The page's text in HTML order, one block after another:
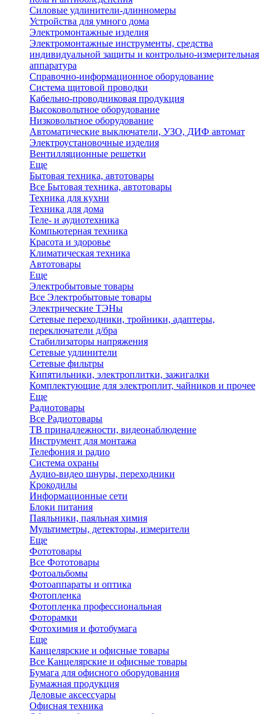
Силовые удлинители-длинномеры
Устройства для умного дома
Электромонтажные изделия
Электромонтажные инструменты, средства
индивидуальной защиты и контрольно-измерительная
аппаратура
Справочно-информационное оборудование
Система щитовой проводки
Кабельно-проводниковая продукция
Высоковольтное оборудование
Низковольтное оборудование
Автоматические выключатели, УЗО, ДИФ автомат
Электроустановочные изделия
Вентилляционные решетки
Еще
Бытовая техника, автотовары
Все Бытовая техника, автотовары
Техника для кухни
Техника для дома
Теле- и аудиотехника
Компьютерная техника
Красота и здоровье
Климатическая техника
Автотовары
Еще
Электробытовые товары
Все Электробытовые товары
Электрические ТЭНы
Сетевые переходники, тройники, адаптеры,
переключатели д/бра
Стабилизаторы напряжения
Сетевые удлинители
Сетевые фильтры
Кипятильники, электроплитки, зажигалки
Комплектующие для электроплит, чайников и прочее
Еще
Радиотовары
Все Радиотовары
ТВ принадлежности, видеонаблюдение
Инструмент для монтажа
Телефония и радио
Система охраны
Аудио-видео шнуры, переходники
Крокодилы
Информационные сети
Блоки питания
Паяльники, паяльная химия
Мультиметры, детекторы, измерители
Еще
Фототовары
Все Фототовары
Фотоальбомы
Фотоаппараты и оптика
Фотопленка
Фотопленка профессиональная
Фоторамки
Фотохимия и фотобумага
Еще
Канцелярские и офисные товары
Все Канцелярские и офисные товары
Бумага для офисного оборудования
Бумажная продукция
Деловые аксессуары
Офисная техника